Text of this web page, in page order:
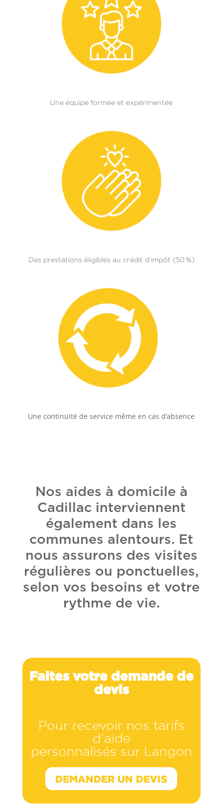
Une équipe formée et expérimentée
Des prestations éligibles au crédit d’impôt (50 %)
Une continuité de service même en cas d’absence
Nos aides à domicile à
Cadillac interviennent
également dans les
communes alentours. Et
nous assurons des visites
régulières ou ponctuelles,
selon vos besoins et votre
rythme de vie.
Faites votre demande de
devis
Pour recevoir nos tarifs
d’aide
personnalisés sur Langon
DEMANDER UN DEVIS